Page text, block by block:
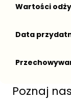
Wartości
Data
Poznaj